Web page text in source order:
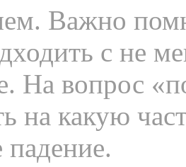
Важно
с не
На вопрос
на какую